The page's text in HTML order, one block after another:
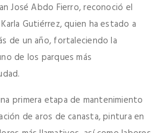
José Abdo Fierro, reconoció el
Gutiérrez, quien ha estado a
de un año, fortaleciendo la
de los parques más
primera etapa de mantenimiento
de aros de canasta, pintura en